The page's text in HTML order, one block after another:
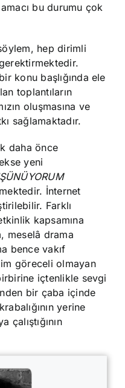
bu durumu çok
hep dirimli
konu başlığında ele
toplantıların
oluşmasına ve
sağlamaktadır.
daha önce
yeni
İnternet
Farklı
kapsamına
meselâ drama
bence vakıf
göreceli olmayan
içtenlikle sevgi
bir çaba içinde
yerine
çalıştığının